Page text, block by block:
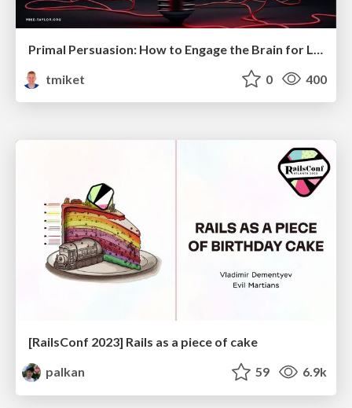
tmiket
0 400
[RailsConf 2023] Rails as a piece of cake
palkan
59 6.9k